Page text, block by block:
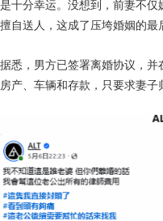
是十分幸运。没想到，前妻不
擅自送人，这成了压垮婚姻的最
据悉，男方已签署离婚协议，
房产、车辆和存款，只要求妻子